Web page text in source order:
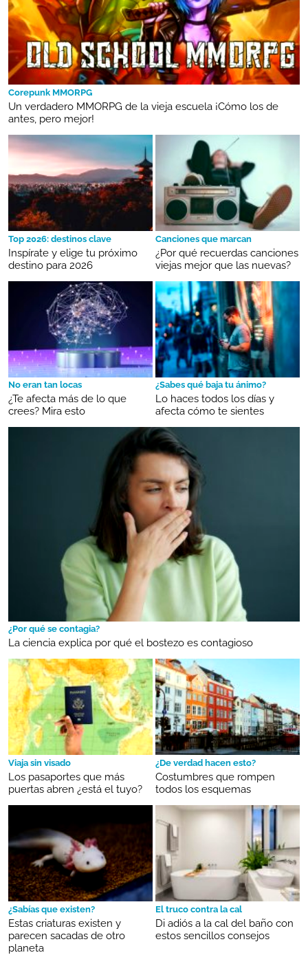
Corepunk MMORPG
Un verdadero MMORPG de la vieja escuela ¡Cómo los de
antes, pero mejor!
Top 2026: destinos clave
Inspírate y elige tu próximo
destino para 2026
Canciones que marcan
¿Por qué recuerdas canciones
viejas mejor que las nuevas?
No eran tan locas
¿Te afecta más de lo que
crees? Mira esto
¿Sabes qué baja tu ánimo?
Lo haces todos los días y
afecta cómo te sientes
¿Por qué se contagia?
La ciencia explica por qué el bostezo es contagioso
Viaja sin visado
Los pasaportes que más
puertas abren ¿está el tuyo?
¿De verdad hacen esto?
Costumbres que rompen
todos los esquemas
¿Sabías que existen?
Estas criaturas existen y
parecen sacadas de otro
planeta
El truco contra la cal
Di adiós a la cal del baño con
estos sencillos consejos